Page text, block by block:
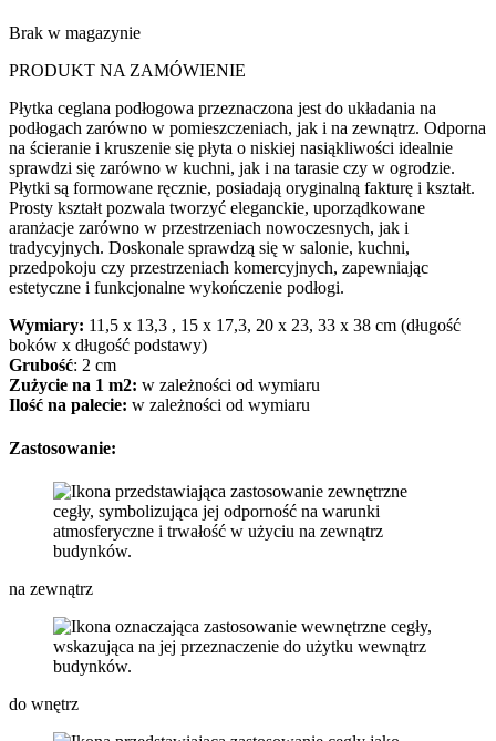
Brak w magazynie
PRODUKT NA ZAMÓWIENIE
Płytka ceglana podłogowa przeznaczona jest do układania na
podłogach zarówno w pomieszczeniach, jak i na zewnątrz. Odporna
na ścieranie i kruszenie się płyta o niskiej nasiąkliwości idealnie
sprawdzi się zarówno w kuchni, jak i na tarasie czy w ogrodzie.
Płytki są formowane ręcznie, posiadają oryginalną fakturę i kształt.
Prosty kształt pozwala tworzyć eleganckie, uporządkowane
aranżacje zarówno w przestrzeniach nowoczesnych, jak i
tradycyjnych. Doskonale sprawdzą się w salonie, kuchni,
przedpokoju czy przestrzeniach komercyjnych, zapewniając
estetyczne i funkcjonalne wykończenie podłogi.
Wymiary: 11,5 x 13,3 , 15 x 17,3, 20 x 23, 33 x 38 cm (długość
boków x długość podstawy)
Grubość: 2 cm
Zużycie na 1 m2: w zależności od wymiaru
Ilość na palecie: w zależności od wymiaru
Zastosowanie:
na zewnątrz
do wnętrz